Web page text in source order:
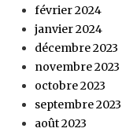
février 2024
janvier 2024
décembre 2023
novembre 2023
octobre 2023
septembre 2023
août 2023